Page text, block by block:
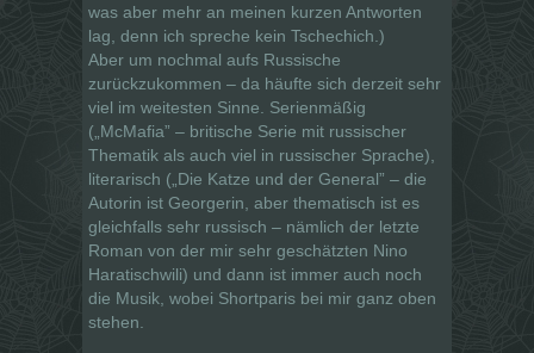
was aber mehr an meinen kurzen Antworten
lag, denn ich spreche kein Tschechich.)
Aber um nochmal aufs Russische
zurückzukommen – da häufte sich derzeit sehr
viel im weitesten Sinne. Serienmäßig
(„McMafia” – britische Serie mit russischer
Thematik als auch viel in russischer Sprache),
literarisch („Die Katze und der General” – die
Autorin ist Georgerin, aber thematisch ist es
gleichfalls sehr russisch – nämlich der letzte
Roman von der mir sehr geschätzten Nino
Haratischwili) und dann ist immer auch noch
die Musik, wobei Shortparis bei mir ganz oben
stehen.